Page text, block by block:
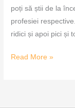
poți să știi de la
profesiei
ridici și apoi pici și
Read More »